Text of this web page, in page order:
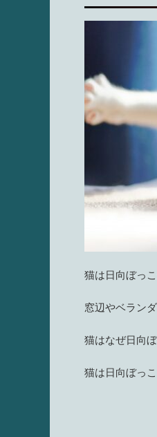
猫は日向ぼっ
窓辺やベラン
猫はなぜ日向
猫は日向ぼっ